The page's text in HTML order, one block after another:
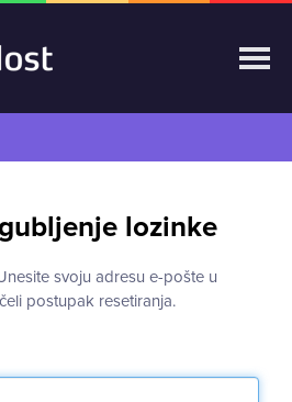
navigaciju
lozinke
svoju adresu e-pošte u
postupak resetiranja.